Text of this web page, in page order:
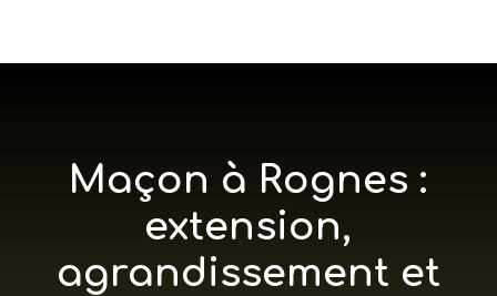
Maçon à Rognes :
extension,
agrandissement et